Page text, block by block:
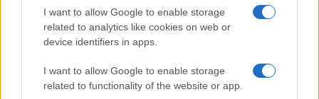
I want to allow Google to enable storage
related to analytics like cookies on web or
device identifiers in apps.
I want to allow Google to enable storage
related to functionality of the website or app.
Η επόμενη φάση του προγράμματος θα αφορά επιπλέον
450 σχολικές μονάδες. Οι σχετικές μελέτες αναμένεται
να αρχίσουν από τον Σεπτέμβριο, μέσα στο σχολικό έτος
2026-2027.